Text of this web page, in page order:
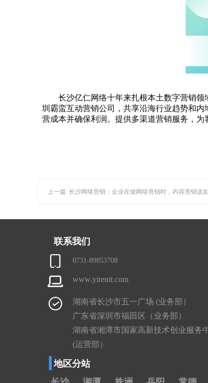
长沙亿仁网络十年来扎根本土数字营销
圳霸蛮互动营销公司，共享沿海行业趋势和
营成本并确保利润。提供多渠道营销服务，为
上一篇: 长沙网络营销：企业在做网络营销时，内容营销该
联系我们
0731-89853708
www.yirenit.com
湖南省长沙市五一广场 (业务部）
广东省深圳市福田区（业务部）
湖南省湘潭市国家高新技术创业服务
(运营部）
地区分站